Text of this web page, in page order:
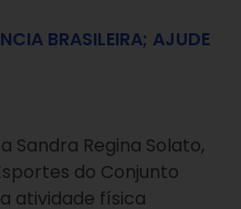
BRASILEIRA; AJUDE
Sandra Regina Solato,
do Conjunto
atividade física